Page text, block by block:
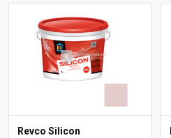
Revco Silicon